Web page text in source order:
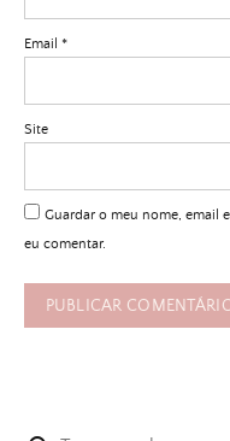
Email *
Site
Guardar o meu nome, email
eu comentar.